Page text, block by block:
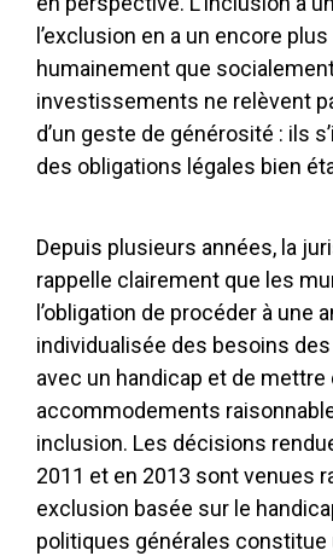
l’exclusion en a un encore
humainement que
investissements ne relèvent
d’un geste de générosité : ils
des obligations légales bien
Depuis plusieurs années, la
rappelle clairement que les
l’obligation de procéder à une
individualisée des besoins
avec un handicap et de mettre
accommodements
inclusion. Les décisions
2011 et en 2013 sont venues
exclusion basée sur le
politiques générales constitue